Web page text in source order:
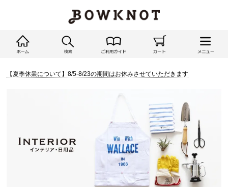
【夏季休業について】8/5-8/23の期間はお休みさせていただきます